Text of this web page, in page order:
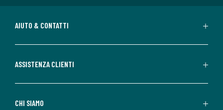
AIUTO & CONTATTI
ASSISTENZA CLIENTI
CHI SIAMO